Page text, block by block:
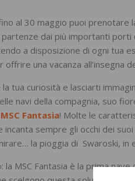
al 30 maggio puoi prenotare
dai più importanti porti
a disposizione di ogni tua
una vacanza all’insegna
tua curiosità e lasciarti
navi della compagnia, suo
MSC Fantasia! Molte le
incanta sempre gli occhi dei
la pioggia di Swaroski, in
la MSC Fantasia è la prima